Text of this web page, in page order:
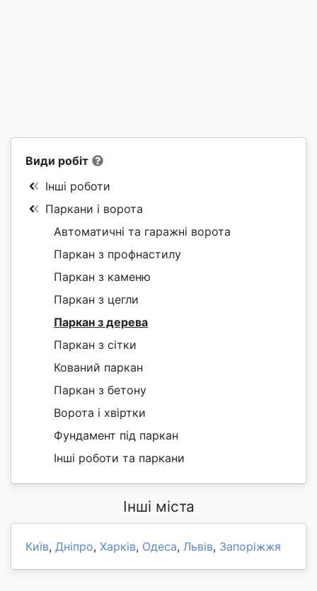
Види робіт
Інші роботи
Паркани і ворота
Автоматичні та гаражні ворота
Паркан з профнастилу
Паркан з каменю
Паркан з цегли
Паркан з дерева
Паркан з сітки
Кований паркан
Паркан з бетону
Ворота і хвіртки
Фундамент під паркан
Інші роботи та паркани
Інші міста
Київ, Дніпро, Харків, Одеса, Львів, Запоріжжя